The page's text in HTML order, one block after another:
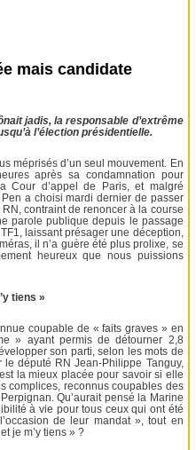
mais candidate
jadis, la responsable d’extrême
l’élection présidentielle.
méprisés d’un seul mouvement. En
après sa condamnation pour
Cour d’appel de Paris, et malgré
a choisi mardi dernier de passer
contraint de renoncer à la course
parole publique depuis le passage
laissant présager une déception,
il n’a guère été plus prolixe, se
heureux que nous puissions
tiens »
coupable de « faits graves » en
» ayant permis de détourner 2,8
son parti, selon les mots de
député RN Jean-Philippe Tanguy,
la mieux placée pour savoir si elle
complices, reconnus coupables des
Qu’aurait pensé la Marine
à vie pour tous ceux qui ont été
de leur mandat », tout en
je m’y tiens » ?